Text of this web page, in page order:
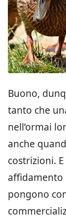
Buono,
tanto che
nell’ormai
anche
costrizioni.
affidamento
pongono